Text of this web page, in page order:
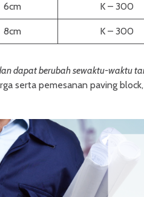
6cm K – 300
8cm K – 300
dapat berubah sewaktu-waktu
serta pemesanan paving